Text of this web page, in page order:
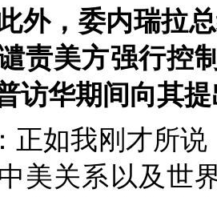
外，委内瑞拉
责美方强行控
访华期间向其
正如我刚才所
美关系以及世